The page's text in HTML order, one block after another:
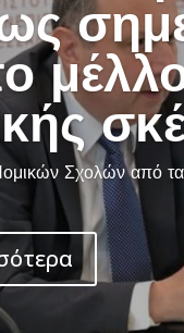
Σχολών από τα